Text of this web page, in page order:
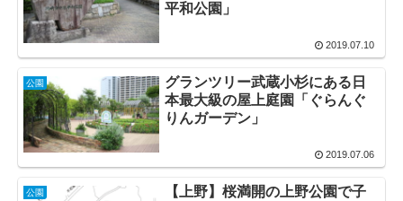
平和公園」
2019.07.10
公園
グランツリー武蔵小杉にある日
本最大級の屋上庭園「ぐらんぐ
りんガーデン」
2019.07.06
公園
【上野】桜満開の上野公園で子